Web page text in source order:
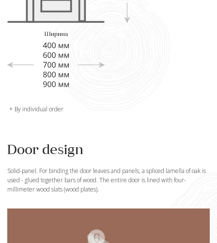
By individual order
Door design
Solid-panel. For binding the door leaves and panels, a spliced lamella of oak is
used - glued together bars of wood. The entire door is lined with four-
millimeter wood slats (wood plates).